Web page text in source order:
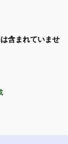
含まれていませ